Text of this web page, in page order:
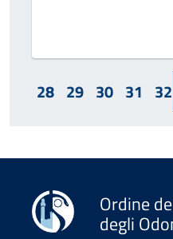
28 29 30 31 32
Ordine
degli